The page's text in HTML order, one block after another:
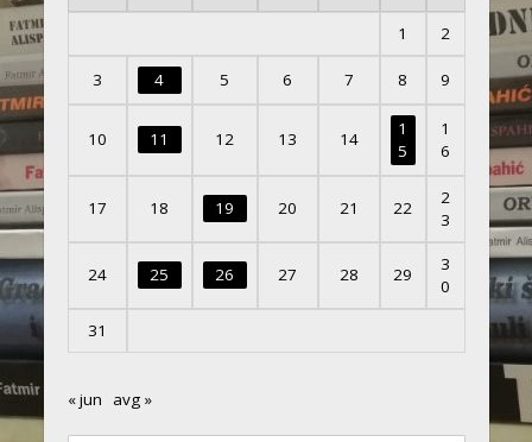
1 2
3 4 5 6 7 8 9
10 11 12 13 14
1
5
1
6
17 18 19 20 21 22
2
3
24 25 26 27 28 29
3
0
31
« jun avg »